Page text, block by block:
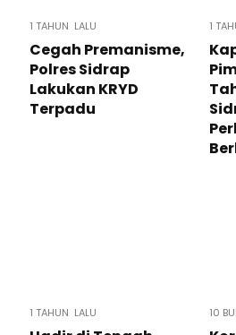
1 TAHUN LALU
Cegah Premanisme,
Polres Sidrap
Lakukan KRYD
Terpadu
1
1 TAHUN LALU 10